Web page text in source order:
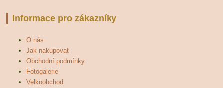
Informace pro zákazníky
O nás
Jak nakupovat
Obchodní podmínky
Fotogalerie
Velkoobchod